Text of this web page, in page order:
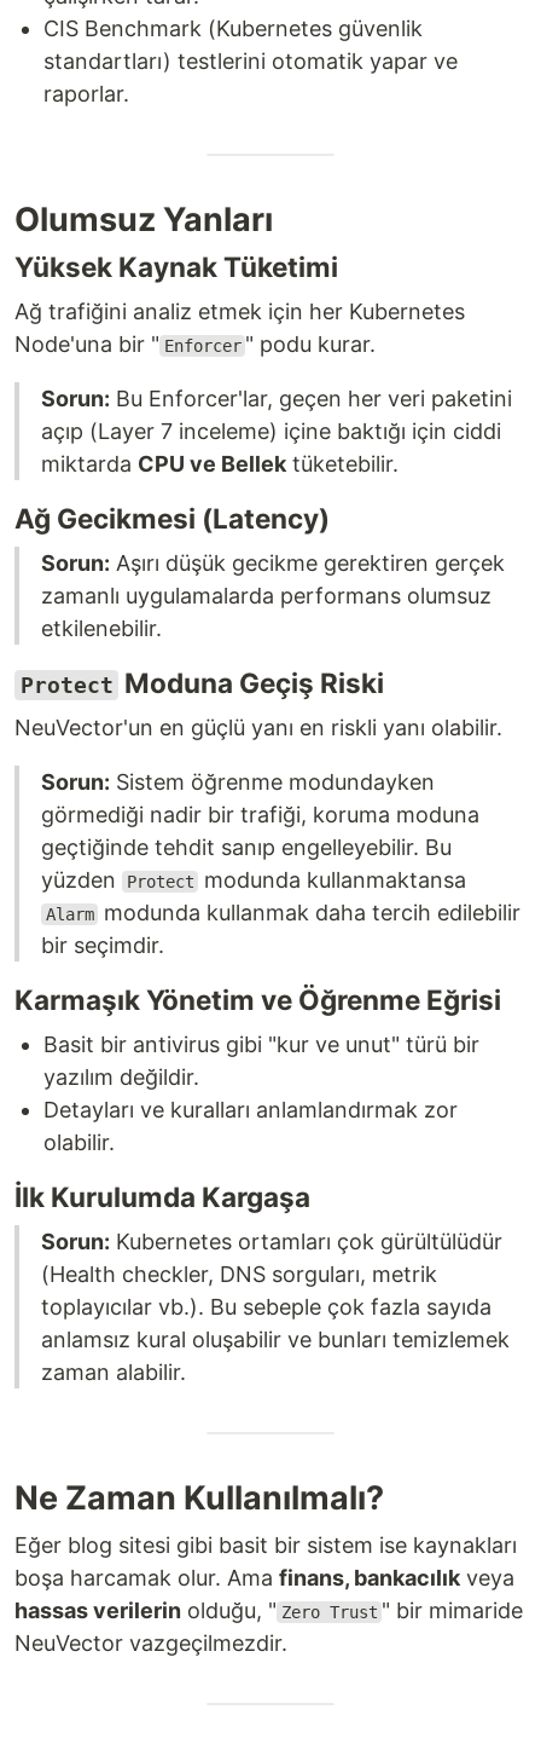
CIS Benchmark (Kubernetes güvenlik
standartları) testlerini otomatik yapar ve
raporlar.
Olumsuz Yanları
Yüksek Kaynak Tüketimi
Ağ trafiğini analiz etmek için her Kubernetes
Node'una bir " Enforcer " podu kurar.
Sorun: Bu Enforcer'lar, geçen her veri paketini
açıp (Layer 7 inceleme) içine baktığı için ciddi
miktarda CPU ve Bellek tüketebilir.
Ağ Gecikmesi (Latency)
Sorun: Aşırı düşük gecikme gerektiren gerçek
zamanlı uygulamalarda performans olumsuz
etkilenebilir.
Protect Moduna Geçiş Riski
NeuVector'un en güçlü yanı en riskli yanı olabilir.
Sorun: Sistem öğrenme modundayken
görmediği nadir bir trafiği, koruma moduna
geçtiğinde tehdit sanıp engelleyebilir. Bu
yüzden
Protect modunda kullanmaktansa
Alarm modunda kullanmak daha tercih edilebilir
bir seçimdir.
Karmaşık Yönetim ve Öğrenme Eğrisi
Basit bir antivirus gibi "kur ve unut" türü bir
yazılım değildir.
Detayları ve kuralları anlamlandırmak zor
olabilir.
İlk Kurulumda Kargaşa
Sorun: Kubernetes ortamları çok gürültülüdür
(Health checkler, DNS sorguları, metrik
toplayıcılar vb.). Bu sebeple çok fazla sayıda
anlamsız kural oluşabilir ve bunları temizlemek
zaman alabilir.
Ne Zaman Kullanılmalı?
Eğer blog sitesi gibi basit bir sistem ise kaynakları
boşa harcamak olur. Ama finans, bankacılık veya
hassas verilerin olduğu, " Zero Trust " bir mimaride
NeuVector vazgeçilmezdir.